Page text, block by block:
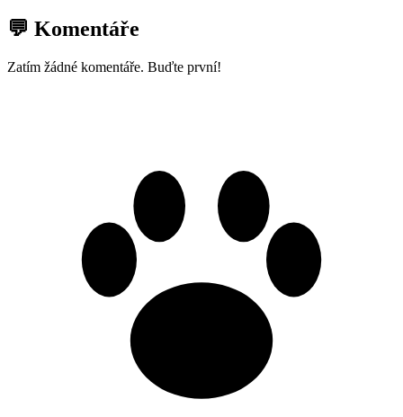
💬 Komentáře
Zatím žádné komentáře. Buďte první!